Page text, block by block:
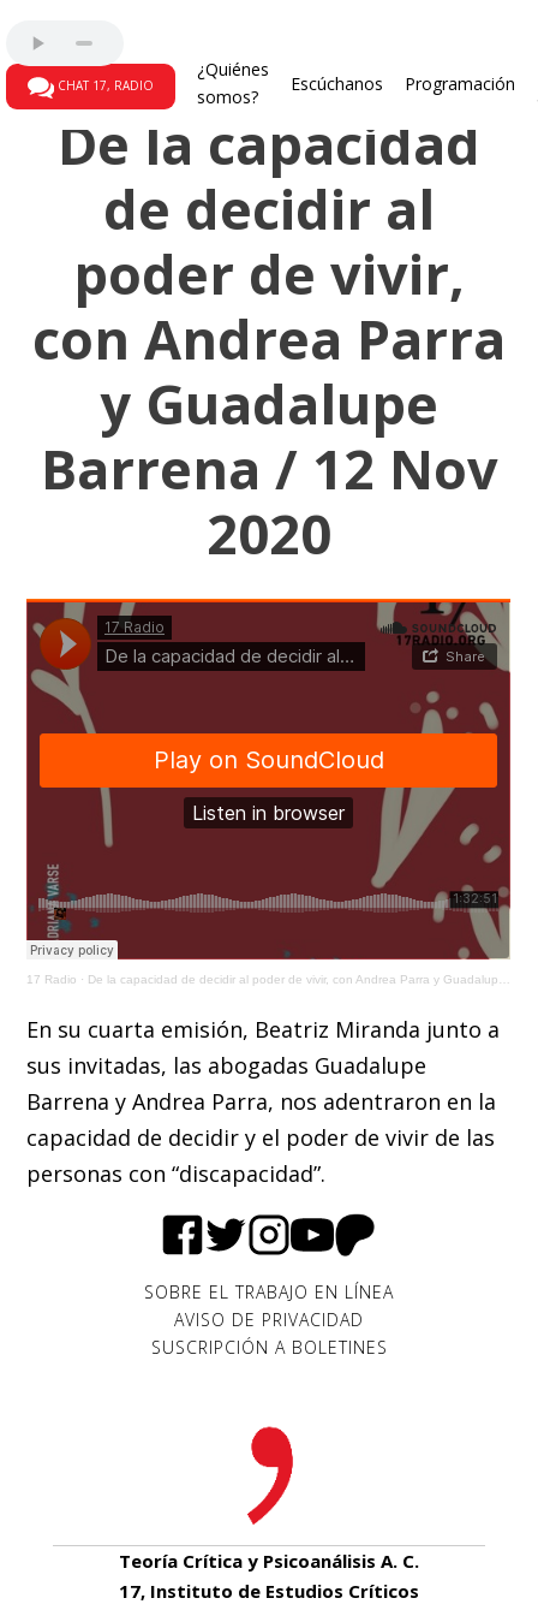
CHAT 17, RADIO
¿Quiénes
somos?
Escúchanos Programación
De la capacidad
de decidir al
poder de vivir,
con Andrea Parra
y Guadalupe
Barrena / 12 Nov
2020
17 Radio · De la capacidad de decidir al poder de vivir, con Andrea Parra y Guadalupe Barrena / 12 Nov 2020
En su cuarta emisión, Beatriz Miranda junto a
sus invitadas, las abogadas Guadalupe
Barrena y Andrea Parra, nos adentraron en la
capacidad de decidir y el poder de vivir de las
personas con “discapacidad”.
SOBRE EL TRABAJO EN LÍNEA
AVISO DE PRIVACIDAD
SUSCRIPCIÓN A BOLETINES
Teoría Crítica y Psicoanálisis A. C.
17, Instituto de Estudios Críticos